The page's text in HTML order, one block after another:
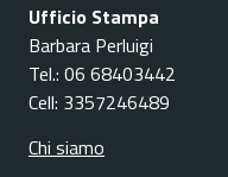
Ufficio Stampa
Barbara Perluigi
Tel.: 06 68403442
Cell: 3357246489
Chi siamo